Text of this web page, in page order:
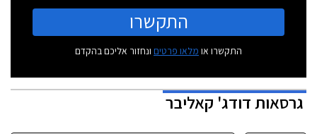
התקשרו
התקשרו או מלאו פרטים ונחזור אליכם בהקדם
גרסאותדודג' קאליבר